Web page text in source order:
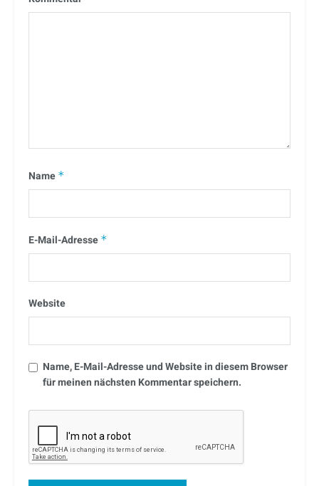
Name *
E-Mail-Adresse *
Website
Name, E-Mail-Adresse und Website in diesem Browser
für meinen nächsten Kommentar speichern.